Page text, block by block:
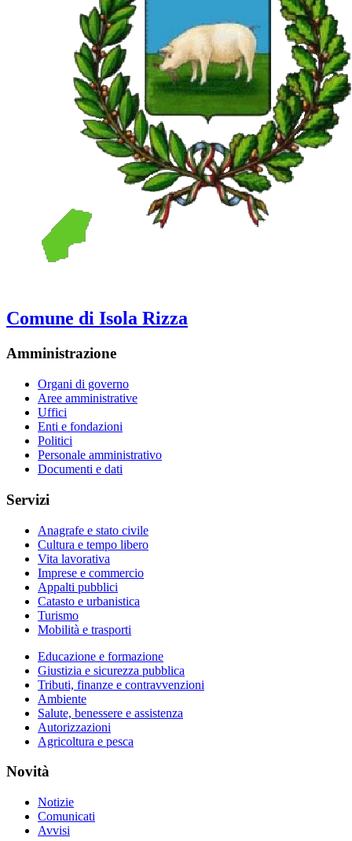
Comune di Isola Rizza
Amministrazione
Organi di governo
Aree amministrative
Uffici
Enti e fondazioni
Politici
Personale amministrativo
Documenti e dati
Servizi
Anagrafe e stato civile
Cultura e tempo libero
Vita lavorativa
Imprese e commercio
Appalti pubblici
Catasto e urbanistica
Turismo
Mobilità e trasporti
Educazione e formazione
Giustizia e sicurezza pubblica
Tributi, finanze e contravvenzioni
Ambiente
Salute, benessere e assistenza
Autorizzazioni
Agricoltura e pesca
Novità
Notizie
Comunicati
Avvisi